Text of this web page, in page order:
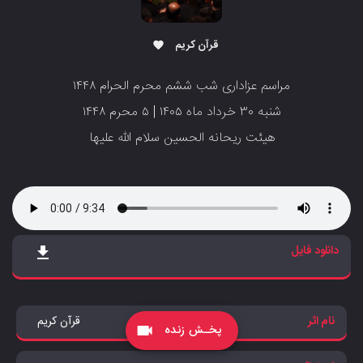
videocam پخـش زنده
قرآن کریم favorite
مراسم عزاداری شب ششم محرم الحرام ۱۴۴۸
شنبه ۳۰ خرداد ماه ۱۴۰۵ | ۵ محرم ۱۴۴۸
‌‌‌‌‌‌‌‌‌‌‌‌‌هیئت ریحانه الحسین سلام الله علیها
دانلود فایل file_download
نام اثر قرآن کریم